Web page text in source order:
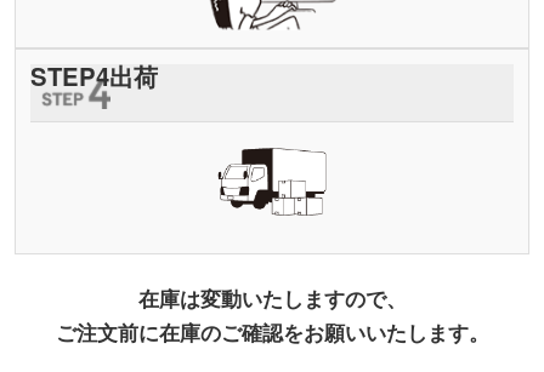
STEP4出荷
在庫は変動いたしますので、
ご注文前に在庫のご確認をお願いいたします。